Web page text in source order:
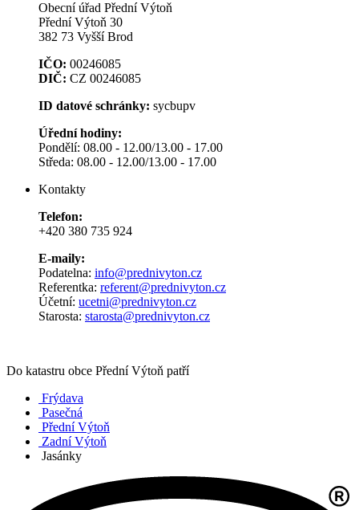
Obecní úřad Přední Výtoň
Přední Výtoň 30
382 73 Vyšší Brod
IČO: 00246085
DIČ: CZ 00246085
ID datové schránky: sycbupv
Úřední hodiny:
Pondělí: 08.00 - 12.00/13.00 - 17.00
Středa: 08.00 - 12.00/13.00 - 17.00
Kontakty
Telefon:
+420 380 735 924
E-maily:
Podatelna: info@prednivyton.cz
Referentka: referent@prednivyton.cz
Účetní: ucetni@prednivyton.cz
Starosta: starosta@prednivyton.cz
Do katastru obce Přední Výtoň patří
Frýdava
Pasečná
Přední Výtoň
Zadní Výtoň
Jasánky